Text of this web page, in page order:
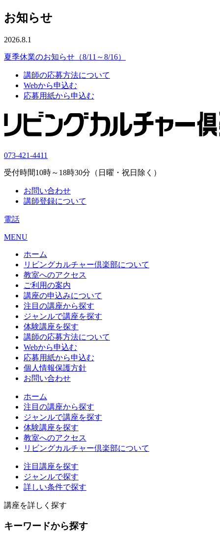
お知らせ
2026.8.1
夏季休業のお知らせ（8/11～8/16）
講師の応募方法について
Webから申込む
応募用紙から申込む
073-421-4411
受付時間10時～18時30分（日曜・祝日除く）
お問い合わせ
講師登録について
電話
MENU
ホーム
リビングカルチャー倶楽部について
教室へのアクセス
ご利用の案内
講座の申込みについて
注目の講座から探す
ジャンルで講座を探す
体験講座を探す
講師の応募方法について
Webから申込む
応募用紙から申込む
個人情報保護方針
お問い合わせ
ホーム
注目の講座から探す
ジャンルで講座を探す
体験講座を探す
教室へのアクセス
リビングカルチャー倶楽部について
注目講座を探す
ジャンルで探す
詳しい条件で探す
講座を詳しく探す
キーワードから探す